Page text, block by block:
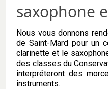
saxophone
Nous vous donnons
de Saint-Mard pour un
clarinette et le
des classes du
interpréteront des
instruments.